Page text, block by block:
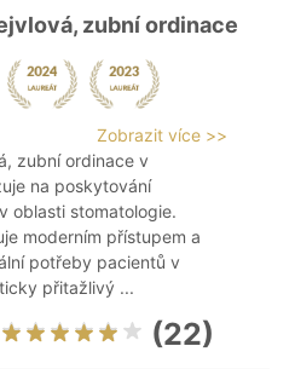
zubní ordinace
Zobrazit více >>
zubní ordinace v
na poskytování
oblasti stomatologie.
moderním přístupem a
potřeby pacientů v
přitažlivý ...
(22)